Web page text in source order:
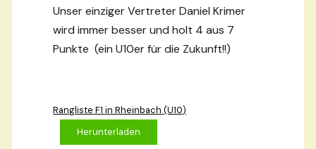
Unser einziger Vertreter Daniel Krimer
wird immer besser und holt 4 aus 7
Punkte (ein U10er für die Zukunft!!)
Rangliste F1 in Rheinbach (U10)
Herunterladen